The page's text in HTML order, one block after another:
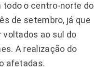
todo o centro-norte do
de setembro, já que
voltados ao sul do
A realização do
afetadas.